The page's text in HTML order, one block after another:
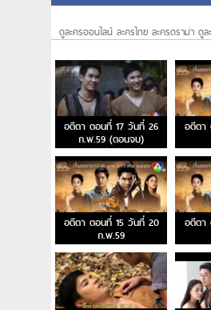
ดูละครออนไลน์ ละครไทย ละครดราม่า
อตีตา ตอนที่ 17 วันที่ 26
ก.พ.59 (ตอนจบ)
อตีตา
อตีตา ตอนที่ 15 วันที่ 20
ก.พ.59
อตีตา